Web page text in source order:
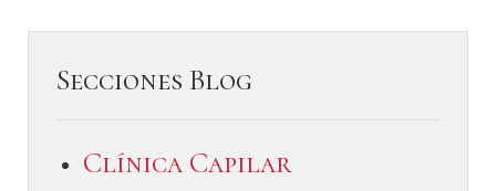
Secciones Blog
Clínica Capilar